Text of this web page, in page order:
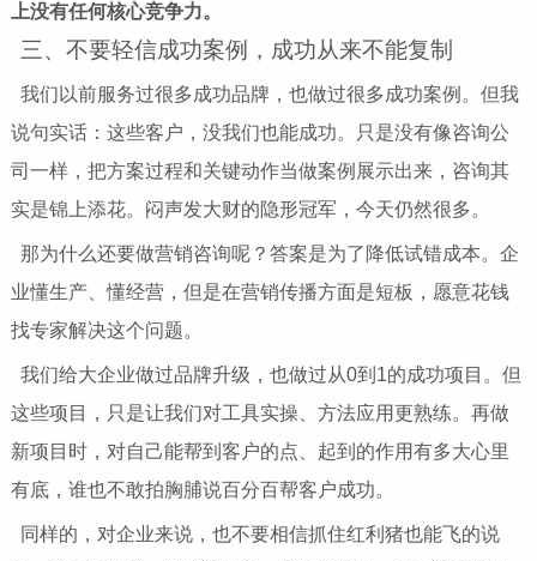
上没有任何核心竞争力。
三、不要轻信成功案例，成功从来不能复制
我们以前服务过很多成功品牌，也做过很多成功案例。但我
说句实话：这些客户，没我们也能成功。只是没有像咨询公
司一样，把方案过程和关键动作当做案例展示出来，咨询其
实是锦上添花。闷声发大财的隐形冠军，今天仍然很多。
那为什么还要做营销咨询呢？答案是为了降低试错成本。企
业懂生产、懂经营，但是在营销传播方面是短板，愿意花钱
找专家解决这个问题。
我们给大企业做过品牌升级，也做过从0到1的成功项目。但
这些项目，只是让我们对工具实操、方法应用更熟练。再做
新项目时，对自己能帮到客户的点、起到的作用有多大心里
有底，谁也不敢拍胸脯说百分百帮客户成功。
同样的，对企业来说，也不要相信抓住红利猪也能飞的说